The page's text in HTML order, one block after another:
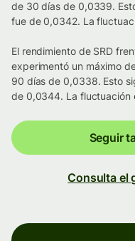
de 30 días de 0,0339.
fue de 0,0342. La
El rendimiento de SRD
experimentó un máximo
90 días de 0,0338. Esto
de 0,0344. La fluctuación
Seguir
Consulta el